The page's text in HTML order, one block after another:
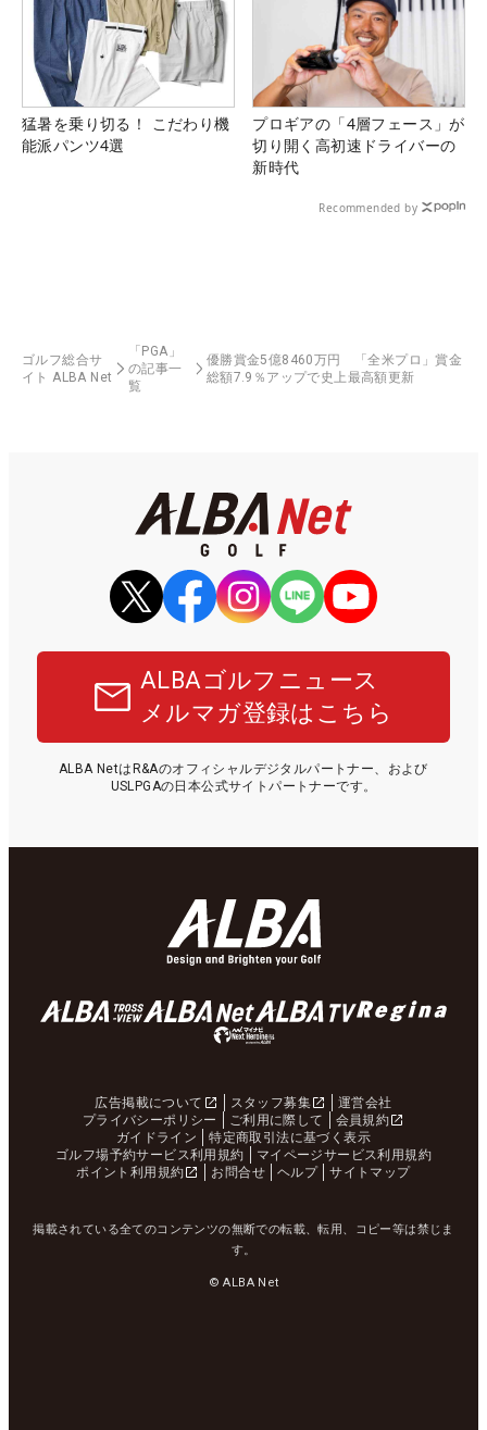
猛暑を乗り切る！ こだわり機
能派パンツ4選
プロギアの「4層フェース」が
切り開く高初速ドライバーの
新時代
Recommended by
ゴルフ総合サ
イト ALBA Net
「PGA」
の記事一
覧
優勝賞金5億8460万円 「全米プロ」賞金
総額7.9％アップで史上最高額更新
ALBAゴルフニュース
メルマガ登録はこちら
ALBA NetはR&Aのオフィシャルデジタルパートナー、および
USLPGAの日本公式サイトパートナーです。
広告掲載について スタッフ募集
運営会社
プライバシーポリシー
ご利用に際して
会員規約
ガイドライン
特定商取引法に基づく表示
ゴルフ場予約サービス利用規約
マイページサービス利用規約
ポイント利用規約
お問合せ ヘルプ サイトマップ
掲載されている全てのコンテンツの無断での転載、転用、コピー等は禁じま
す。
© ALBA Net